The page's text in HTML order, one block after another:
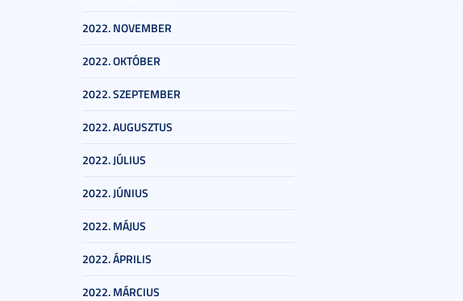
2022. NOVEMBER
2022. OKTÓBER
2022. SZEPTEMBER
2022. AUGUSZTUS
2022. JÚLIUS
2022. JÚNIUS
2022. MÁJUS
2022. ÁPRILIS
2022. MÁRCIUS